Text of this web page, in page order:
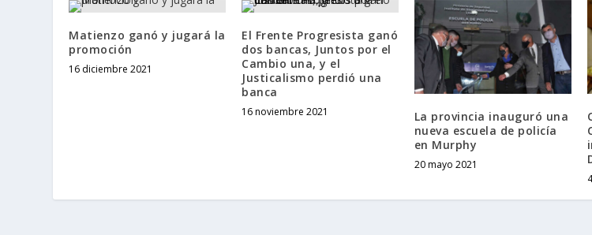
Matienzo ganó y jugará la
promoción
16 diciembre 2021
El Frente Progresista ganó
dos bancas, Juntos por el
Cambio una, y el
Justicalismo perdió una
banca
16 noviembre 2021
La provincia inauguró una
nueva escuela de policía
en Murphy
20 mayo 2021